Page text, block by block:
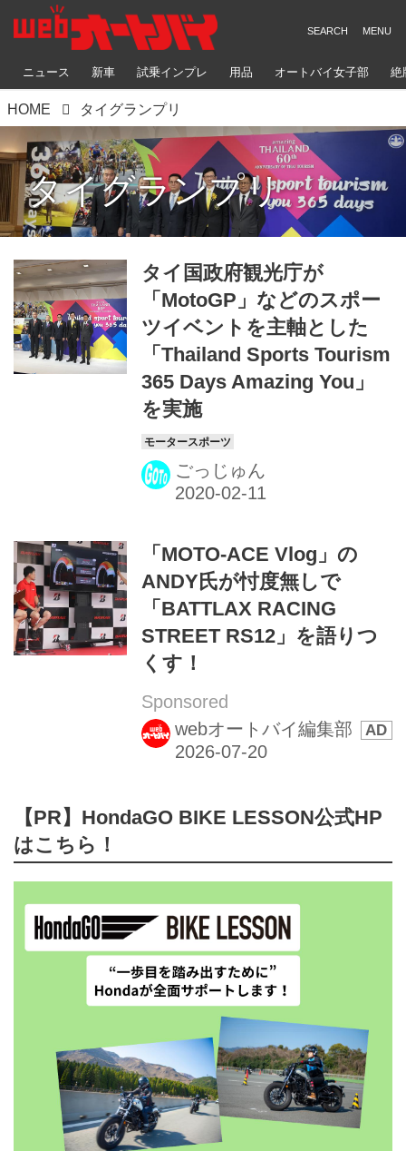
ニュース 新車 試乗インプレ 用品 オートバイ女子部 絶
HOME タイグランプリ
タイグランプリ
タイ国政府観光庁が
「MotoGP」などのスポー
ツイベントを主軸とした
「Thailand Sports Tourism
365 Days Amazing You」
を実施
ごっじゅん
「MOTO-ACE Vlog」の
ANDY氏が忖度無しで
「BATTLAX RACING
STREET RS12」を語りつ
くす！
Sponsored
webオートバイ編集部
【PR】HondaGO BIKE LESSON公式HP
はこちら！